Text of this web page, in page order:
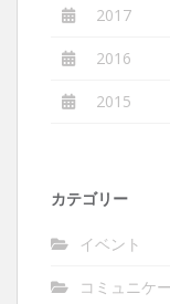
2017
2016
2015
カテゴリー
イベント
コミュニケ